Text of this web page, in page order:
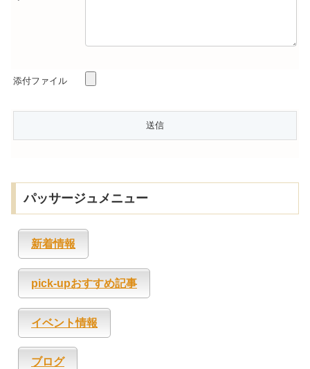
添付ファイル
パッサージュメニュー
新着情報
pick-upおすすめ記事
イベント情報
ブログ